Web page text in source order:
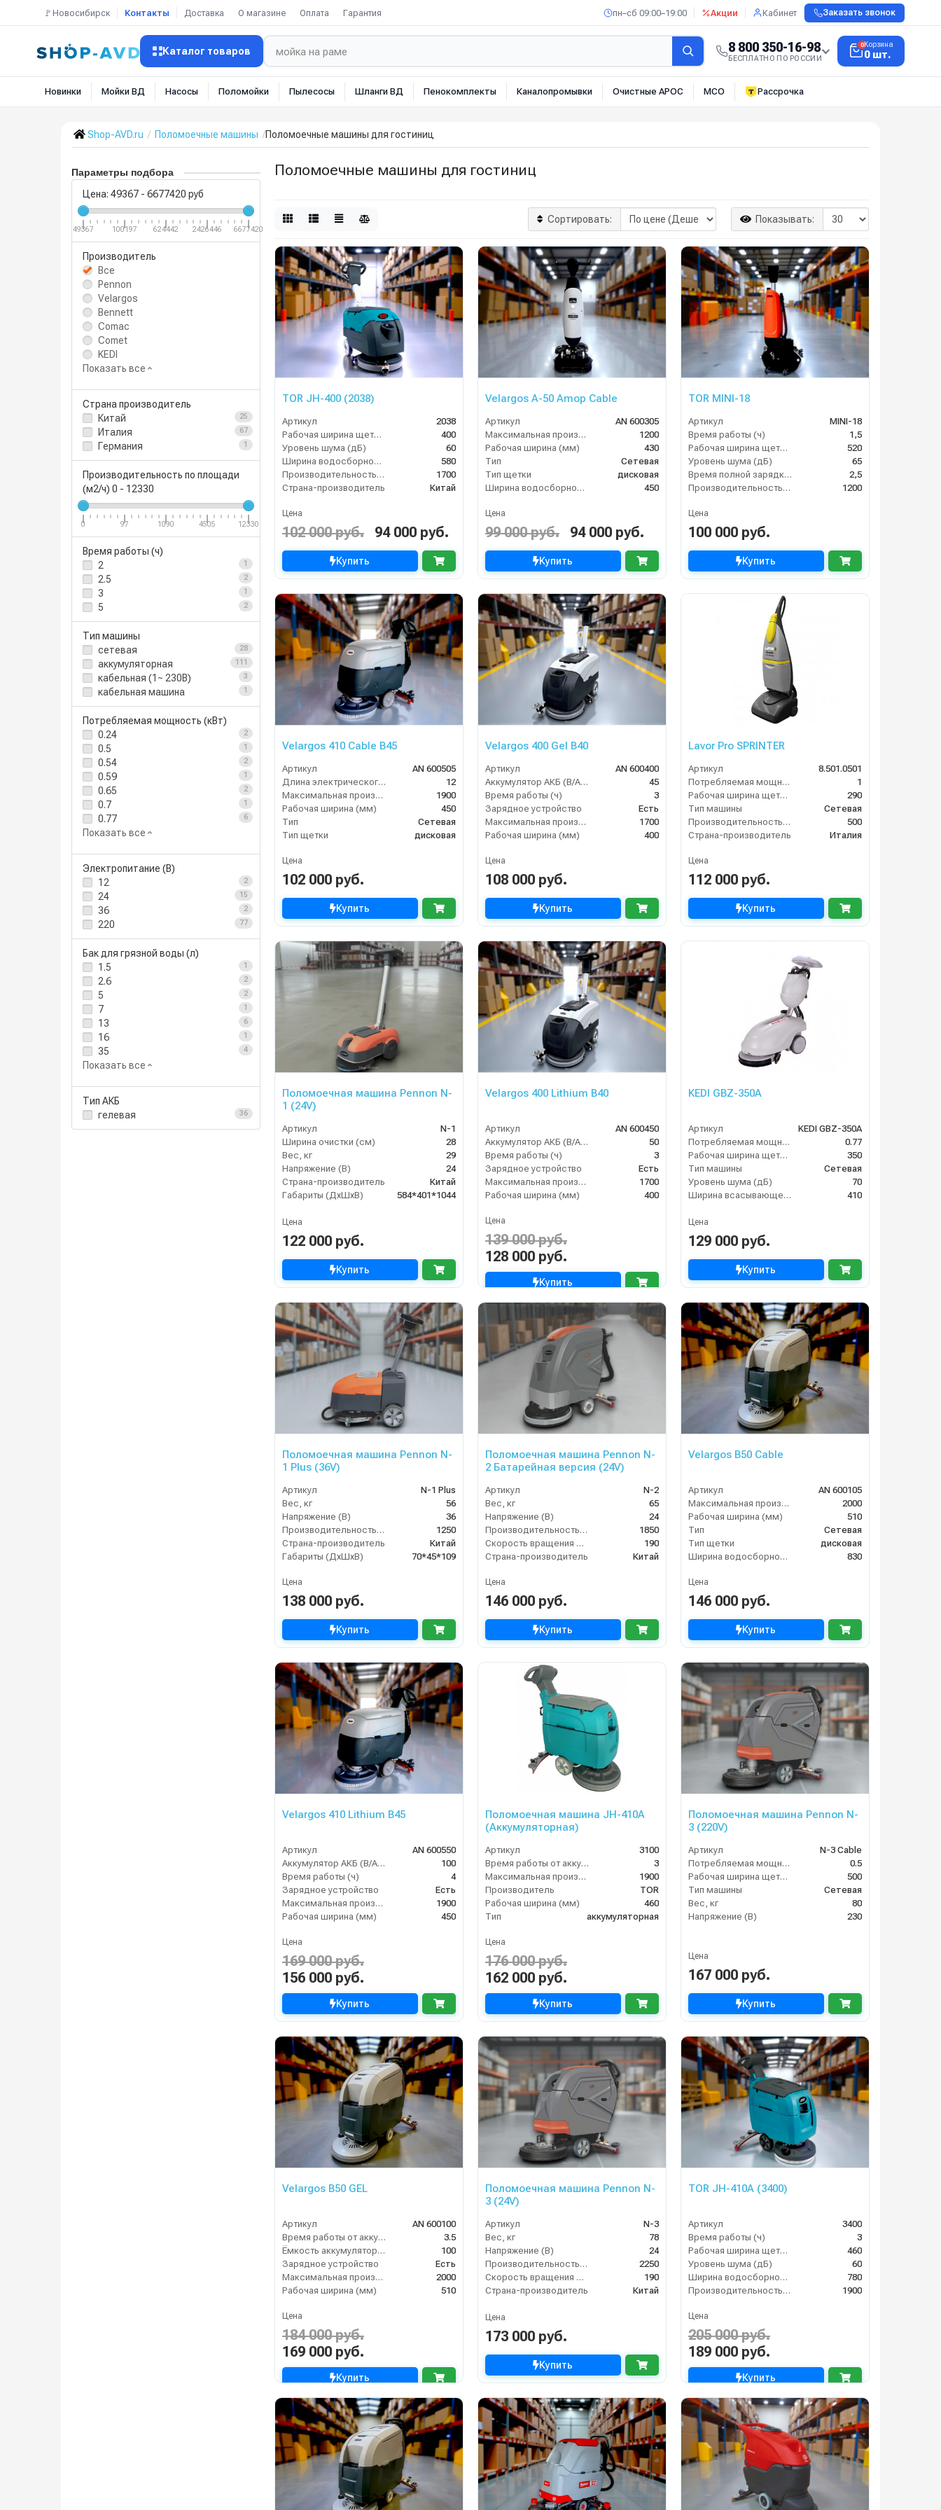
🚩Новосибирск Контакты Доставка О магазине Оплата Гарантия пн–сб 09:00–19:00 Акции Кабинет Заказать звонок
Каталог товаров 8 800 350-16-98
БЕСПЛАТНО ПО РОССИИ
0Корзина
0 шт.
Новинки Мойки ВД Насосы Поломойки Пылесосы Шланги ВД Пенокомплекты Каналопромывки Очистные АРОС МСО Рассрочка
Shop-AVD.ru Поломоечные машины Поломоечные машины для гостиниц
Параметры подбора
Цена: 49367 - 6677420 руб
49367 100197 624442 2426446 6677420
Производитель
Все
Pennon
Velargos
Bennett
Comac
Comet
KEDI
Показать все
Страна производитель
Китай
25
Италия 67
Германия 1
Производительность по площади
(м2/ч) 0 - 12330
0 97 1090 4505 12330
Время работы (ч)
2
1
2.5 2
3 1
5 2
Тип машины
сетевая
28
аккумуляторная 111
кабельная (1~ 230В) 3
кабельная машина 1
Потребляемая мощность (кВт)
0.24
2
0.5 1
0.54 2
0.59 1
0.65 2
0.7 1
0.77 6
Показать все
Электропитание (В)
12
2
24 15
36 2
220 77
Бак для грязной воды (л)
1.5
1
2.6 2
5 2
7 1
13 6
16 1
35 4
Показать все
Тип АКБ
гелевая
36
Поломоечные машины для гостиниц
Сортировать: Показывать:
TOR JH-400 (2038)
Артикул
2038
Рабочая ширина щеток (мм)
400
Уровень шума (дБ)
60
Ширина водосборной рейки
580
Производительность по площади (м2/ч)
1700
Страна-производитель
Китай
Цена
102 000 руб. 94 000 руб.
Купить
Velargos A-50 Amop Cable
Артикул
AN 600305
Максимальная производительность (кв.м/час)
1200
Рабочая ширина (мм)
430
Тип
Сетевая
Тип щетки
дисковая
Ширина водосборной рейки
450
Цена
99 000 руб. 94 000 руб.
Купить
TOR MINI-18
Артикул
MINI-18
Время работы (ч)
1,5
Рабочая ширина щеток (мм)
520
Уровень шума (дБ)
65
Время полной зарядки аккумулятора (ч)
2,5
Производительность по площади (м2/ч)
1200
Цена
100 000 руб.
Купить
Velargos 410 Cable B45
Артикул
AN 600505
Длина электрического кабеля (м)
12
Максимальная производительность (кв.м/час)
1900
Рабочая ширина (мм)
450
Тип
Сетевая
Тип щетки
дисковая
Цена
102 000 руб.
Купить
Velargos 400 Gel B40
Артикул
AN 600400
Аккумулятор АКБ (В/А·ч)
45
Время работы (ч)
3
Зарядное устройство
Есть
Максимальная производительность (кв.м/час)
1700
Рабочая ширина (мм)
400
Цена
108 000 руб.
Купить
Lavor Pro SPRINTER
Артикул
8.501.0501
Потребляемая мощность (кВт)
1
Рабочая ширина щеток (мм)
290
Тип машины
Сетевая
Производительность по площади (м2/ч)
500
Страна-производитель
Италия
Цена
112 000 руб.
Купить
Поломоечная машина Pennon N-
1 (24V)
Артикул
N-1
Ширина очистки (см)
28
Вес, кг
29
Напряжение (В)
24
Страна-производитель
Китай
Габариты (ДхШхВ)
584*401*1044
Цена
122 000 руб.
Купить
Velargos 400 Lithium B40
Артикул
AN 600450
Аккумулятор АКБ (В/А·ч)
50
Время работы (ч)
3
Зарядное устройство
Есть
Максимальная производительность (кв.м/час)
1700
Рабочая ширина (мм)
400
Цена
139 000 руб.
128 000 руб.
Купить
KEDI GBZ-350A
Артикул
KEDI GBZ-350A
Потребляемая мощность (кВт)
0.77
Рабочая ширина щеток (мм)
350
Тип машины
Сетевая
Уровень шума (дБ)
70
Ширина всасывающей балки (мм)
410
Цена
129 000 руб.
Купить
Поломоечная машина Pennon N-
1 Plus (36V)
Артикул
N-1 Plus
Вес, кг
56
Напряжение (В)
36
Производительность по площади (м2/ч)
1250
Страна-производитель
Китай
Габариты (ДхШхВ)
70*45*109
Цена
138 000 руб.
Купить
Поломоечная машина Pennon N-
2 Батарейная версия (24V)
Артикул
N-2
Вес, кг
65
Напряжение (В)
24
Производительность по площади (м2/ч)
1850
Скорость вращения щётки (об/мин)
190
Страна-производитель
Китай
Цена
146 000 руб.
Купить
Velargos B50 Cable
Артикул
AN 600105
Максимальная производительность (кв.м/час)
2000
Рабочая ширина (мм)
510
Тип
Сетевая
Тип щетки
дисковая
Ширина водосборной рейки
830
Цена
146 000 руб.
Купить
Velargos 410 Lithium B45
Артикул
AN 600550
Аккумулятор АКБ (В/А·ч)
100
Время работы (ч)
4
Зарядное устройство
Есть
Максимальная производительность (кв.м/час)
1900
Рабочая ширина (мм)
450
Цена
169 000 руб.
156 000 руб.
Купить
Поломоечная машина JH-410A
(Аккумуляторная)
Артикул
3100
Время работы от аккумуляторов (ч)
3
Максимальная производительность (кв.м/час)
1900
Производитель
TOR
Рабочая ширина (мм)
460
Тип
аккумуляторная
Цена
176 000 руб.
162 000 руб.
Купить
Поломоечная машина Pennon N-
3 (220V)
Артикул
N-3 Cable
Потребляемая мощность (кВт)
0.5
Рабочая ширина щеток (мм)
500
Тип машины
Сетевая
Вес, кг
80
Напряжение (В)
230
Цена
167 000 руб.
Купить
Velargos B50 GEL
Артикул
AN 600100
Время работы от аккумуляторов (ч)
3.5
Ёмкость аккумулятора (Ач)
100
Зарядное устройство
Есть
Максимальная производительность (кв.м/час)
2000
Рабочая ширина (мм)
510
Цена
184 000 руб.
169 000 руб.
Купить
Поломоечная машина Pennon N-
3 (24V)
Артикул
N-3
Вес, кг
78
Напряжение (В)
24
Производительность по площади (м2/ч)
2250
Скорость вращения щётки (об/мин)
190
Страна-производитель
Китай
Цена
173 000 руб.
Купить
TOR JH-410A (3400)
Артикул
3400
Время работы (ч)
3
Рабочая ширина щеток (мм)
460
Уровень шума (дБ)
60
Ширина водосборной рейки
780
Производительность по площади (м2/ч)
1900
Цена
205 000 руб.
189 000 руб.
Купить